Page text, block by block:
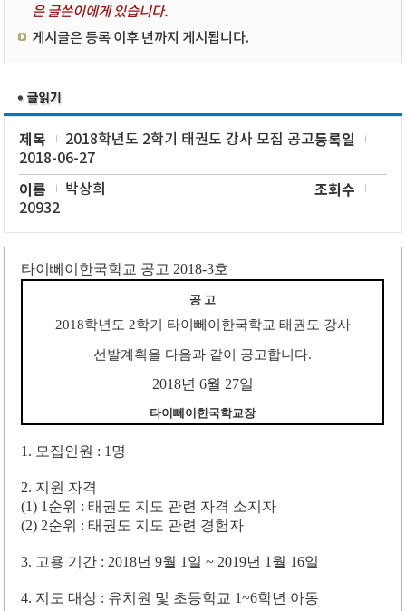
은 글쓴이에게 있습니다.
게시글은 등록 이후 년까지 게시됩니다.
제목 2018학년도 2학기 태권도 강사 모집 공고등록일
2018-06-27
이름 박상희 조회수
20932
타이뻬이한국학교 공고 2018-3호
공 고
2018학년도 2학기 타이뻬이한국학교 태권도 강사
선발계획을 다음과 같이 공고합니다.
2018년 6월 27일
타이뻬이한국학교장
1. 모집인원 : 1 명
2. 지원 자격
(1) 1 순위 :태권도 지도 관련 자격 소지자
(2) 2순위 :태권도 지도 관련 경험자
3. 고용 기간 : 2018년9월 1 일~ 2019년 1 월 16일
4. 지도 대상 : 유치원 및 초등학교 1~6학년 아동